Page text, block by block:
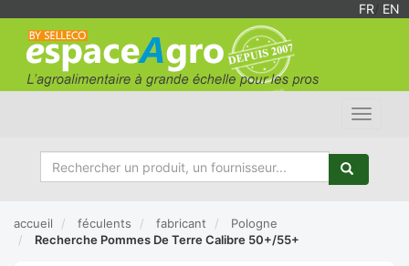
FR EN
Toggle
accueil féculents fabricant
Pologne
Recherche Pommes De Terre Calibre 50+/55+